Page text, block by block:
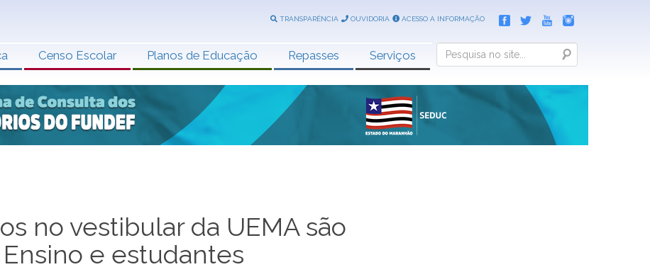
TRANSPARÊNCIA OUVIDORIA ACESSO A INFORMAÇÃO
Censo Escolar Planos de Educação Repasses Serviços Search
no vestibular da UEMA são
e estudantes